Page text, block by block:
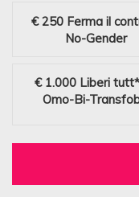
€ 250 Ferma il
No-Gender
€ 1.000 Liberi
Omo-Bi-